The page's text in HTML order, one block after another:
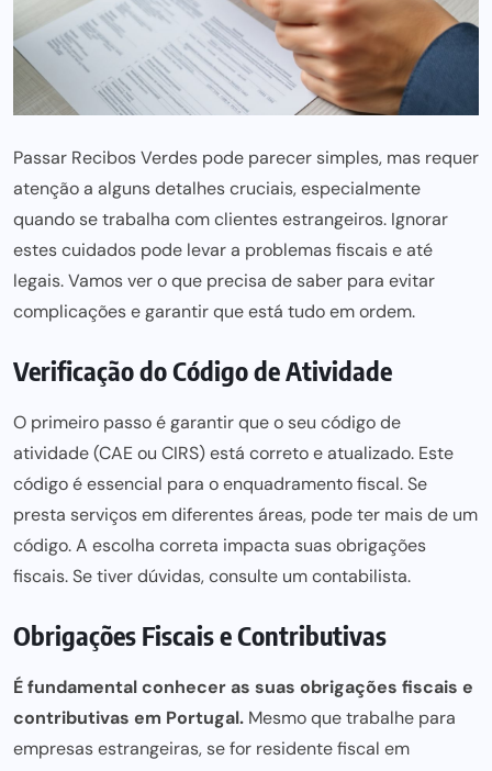
Passar Recibos Verdes pode parecer simples, mas requer
atenção a alguns detalhes cruciais, especialmente
quando se trabalha com clientes estrangeiros. Ignorar
estes cuidados pode levar a problemas fiscais e até
legais. Vamos ver o que precisa de saber para evitar
complicações e garantir que está tudo em ordem.
Verificação do Código de Atividade
O primeiro passo é garantir que o seu código de
atividade (CAE ou CIRS) está correto e atualizado. Este
código é essencial para o enquadramento fiscal. Se
presta serviços em diferentes áreas, pode ter mais de um
código. A escolha correta impacta suas obrigações
fiscais. Se tiver dúvidas, consulte umcontabilista.
Obrigações Fiscais e Contributivas
É fundamental conhecer as suas obrigações fiscais e
contributivas em Portugal. Mesmo que trabalhe para
empresas estrangeiras, se for residente fiscal em